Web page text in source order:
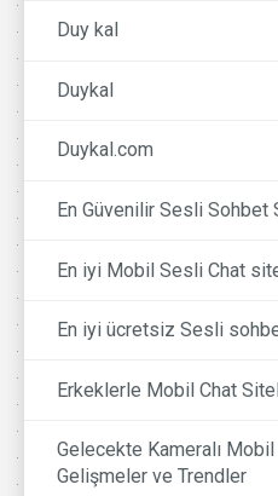
Duy kal
Duykal
Duykal.com
En Güvenilir Sesli Sohbet
En iyi Mobil Sesli Chat
En iyi ücretsiz Sesli
Erkeklerle Mobil Chat
Gelecekte Kameralı
Gelişmeler ve Trendler